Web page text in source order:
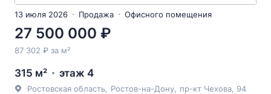
13 июля 2026 Продажа Офисного помещения
27 500 000 ₽
87 302 ₽ за м²
315 м² этаж 4
Ростовская область Ростов-на-Дону пр-кт Чехова , 94